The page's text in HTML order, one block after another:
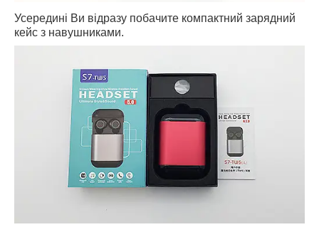
Усередині Ви відразу побачите компактний зарядний
кейс з навушниками.